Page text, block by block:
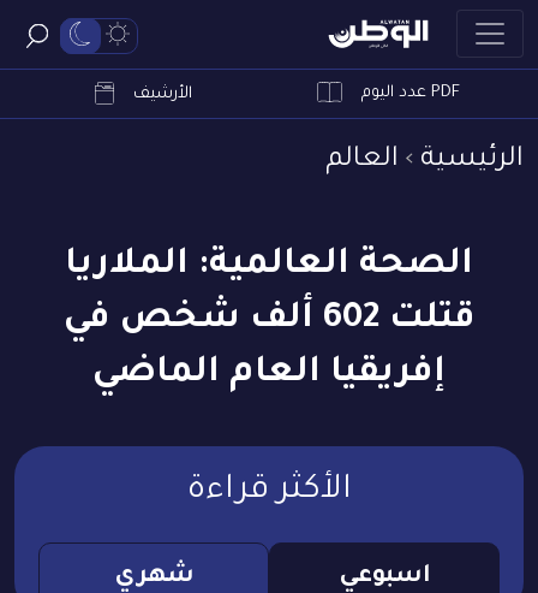
PDF عدد اليوم الأرشيف
الرئيسية العالم
الصحة العالمية: الملاريا
قتلت 602 ألف شخص في
إفريقيا العام الماضي
الأكثر قراءة
اسبوعي شهري